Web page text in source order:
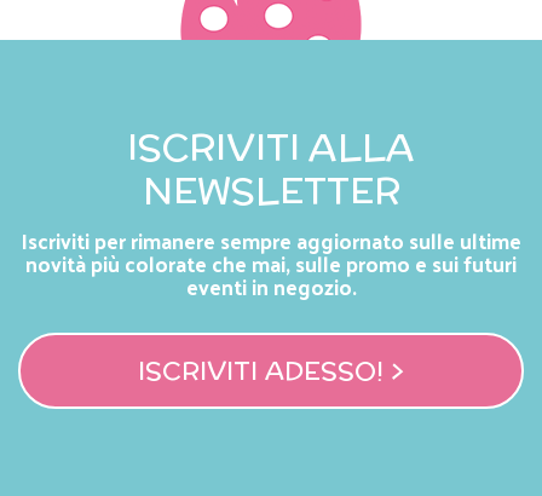
ISCRIVITI ALLA
NEWSLETTER
Iscriviti per rimanere sempre aggiornato sulle ultime
novità più colorate che mai, sulle promo e sui futuri
eventi in negozio.
ISCRIVITI ADESSO! >